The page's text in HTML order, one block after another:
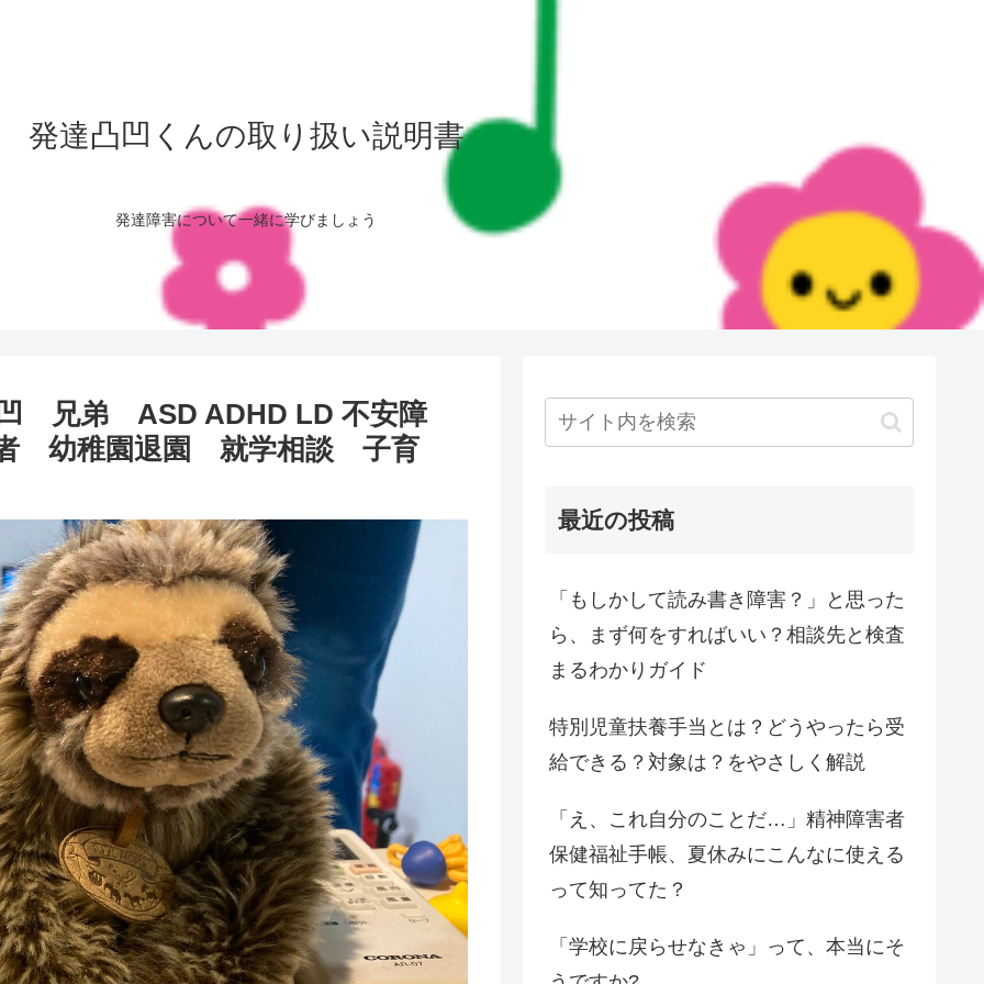
発達凸凹くんの取り扱い説明書
発達障害について一緒に学びましょう
兄弟 ASD ADHD LD 不安障
幼稚園退園 就学相談 子育
最近の投稿
「もしかして読み書き障害？」と思った
ら、まず何をすればいい？相談先と検査
まるわかりガイド
特別児童扶養手当とは？どうやったら受
給できる？対象は？をやさしく解説
「え、これ自分のことだ…」精神障害者
保健福祉手帳、夏休みにこんなに使える
って知ってた？
「学校に戻らせなきゃ」って、本当にそ